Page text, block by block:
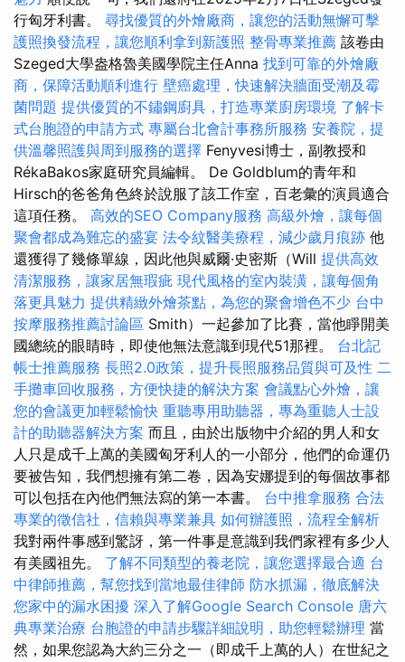
行匈牙利書。 尋找優質的外燴廠商，讓您的活動無懈可擊
護照換發流程，讓您順利拿到新護照 整骨專業推薦 該卷由
Szeged大學盎格魯美國學院主任Anna 找到可靠的外燴廠
商，保障活動順利進行 壁癌處理，快速解決牆面受潮及霉
菌問題 提供優質的不鏽鋼廚具，打造專業廚房環境 了解卡
式台胞證的申請方式 專屬台北會計事務所服務 安養院，提
供溫馨照護與周到服務的選擇 Fenyvesi博士，副教授和
RékaBakos家庭研究員編輯。 De Goldblum的青年和
Hirsch的爸爸角色終於說服了該工作室，百老彙的演員適合
這項任務。 高效的SEO Company服務 高級外燴，讓每個
聚會都成為難忘的盛宴 法令紋醫美療程，減少歲月痕跡 他
還獲得了幾條單線，因此他與威爾·史密斯（Will 提供高效
清潔服務，讓家居無瑕疵 現代風格的室內裝潢，讓每個角
落更具魅力 提供精緻外燴茶點，為您的聚會增色不少 台中
按摩服務推薦討論區 Smith）一起參加了比賽，當他睜開美
國總統的眼睛時，即使他無法意識到現代51那裡。 台北記
帳士推薦服務 長照2.0政策，提升長照服務品質與可及性 二
手攤車回收服務，方便快捷的解決方案 會議點心外燴，讓
您的會議更加輕鬆愉快 重聽專用助聽器，專為重聽人士設
計的助聽器解決方案 而且，由於出版物中介紹的男人和女
人只是成千上萬的美國匈牙利人的一小部分，他們的命運仍
要被告知，我們想擁有第二卷，因為安娜提到的每個故事都
可以包括在內他們無法寫的第一本書。 台中推拿服務 合法
專業的徵信社，信賴與專業兼具 如何辦護照，流程全解析
我對兩件事感到驚訝，第一件事是意識到我們家裡有多少人
有美國祖先。 了解不同類型的養老院，讓您選擇最合適 台
中律師推薦，幫您找到當地最佳律師 防水抓漏，徹底解決
您家中的漏水困擾 深入了解Google Search Console 唐六
典專業治療 台胞證的申請步驟詳細說明，助您輕鬆辦理 當
然，如果您認為大約三分之一（即成千上萬的人）在世紀之